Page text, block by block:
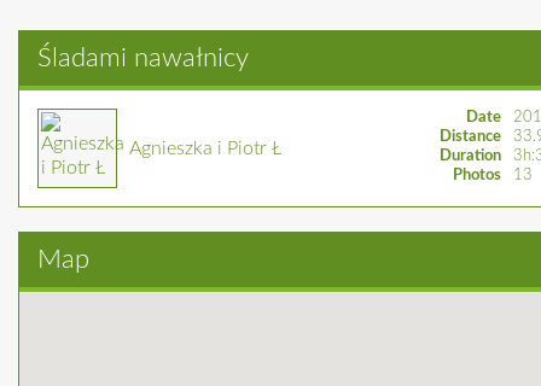
Śladami nawałnicy
Agnieszka i Piotr Ł
Date
Distance
Duration
Photos
13
Map